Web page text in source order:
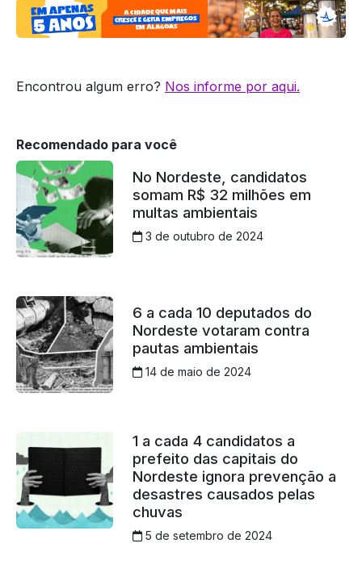
Encontrou algum erro? Nos informe por aqui.
Recomendado para você
No Nordeste, candidatos
somam R$ 32 milhões em
multas ambientais
3 de outubro de 2024
6 a cada 10 deputados do
Nordeste votaram contra
pautas ambientais
14 de maio de 2024
1 a cada 4 candidatos a
prefeito das capitais do
Nordeste ignora prevenção a
desastres causados pelas
chuvas
5 de setembro de 2024